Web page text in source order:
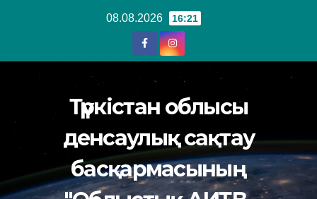
08.08.2026 16:21
Түркістан облысы
денсаулық сақтау
басқармасының